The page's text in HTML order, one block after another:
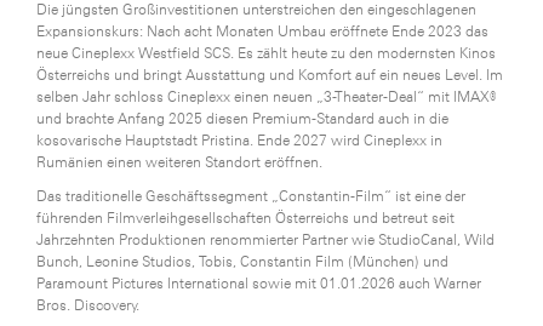
Die jüngsten Großinvestitionen unterstreichen den eingeschlagenen
Expansionskurs: Nach acht Monaten Umbau eröffnete Ende 2023 das
neue Cineplexx Westfield SCS. Es zählt heute zu den modernsten Kinos
Österreichs und bringt Ausstattung und Komfort auf ein neues Level. Im
selben Jahr schloss Cineplexx einen neuen „3-Theater-Deal“ mit IMAX®
und brachte Anfang 2025 diesen Premium-Standard auch in die
kosovarische Hauptstadt Pristina. Ende 2027 wird Cineplexx in
Rumänien einen weiteren Standort eröffnen.
Das traditionelle Geschäftssegment „Constantin-Film“ ist eine der
führenden Filmverleihgesellschaften Österreichs und betreut seit
Jahrzehnten Produktionen renommierter Partner wie StudioCanal, Wild
Bunch, Leonine Studios, Tobis, Constantin Film (München) und
Paramount Pictures International sowie mit 01.01.2026 auch Warner
Bros. Discovery.